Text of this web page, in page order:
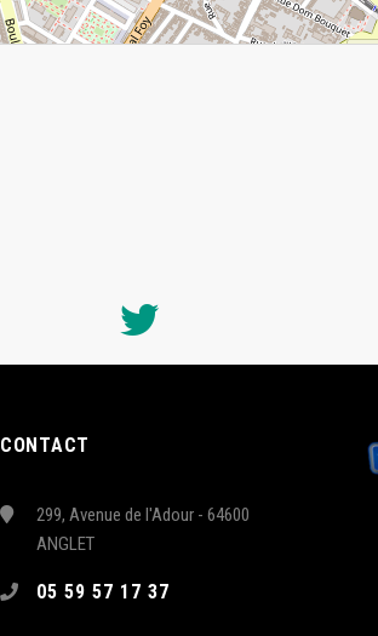
CONTACT
299, Avenue de l'Adour - 64600
ANGLET
05 59 57 17 37